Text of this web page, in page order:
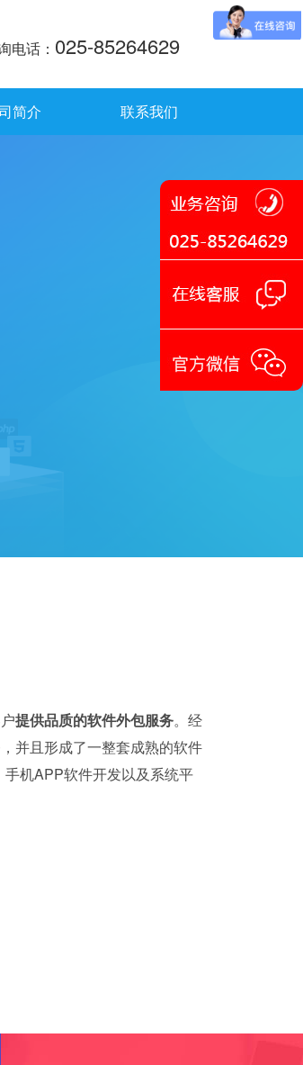
电话： 025-85264629
简介 联系我们
提供品质的软件外包服务。经
并且形成了一整套成熟的软件
机APP软件开发以及系统平